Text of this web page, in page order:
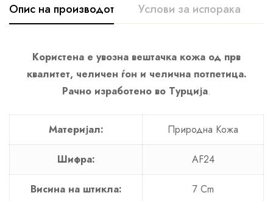
Опис на производот Услови за испорака
Користена е увозна вештачка кожа од прв
квалитет, челичен ѓон и челична потпетица.
Рачно изработено во Турција.
Материјал: Природна Кожа
Шифра: AF24
Висина на штикла: 7 Cm